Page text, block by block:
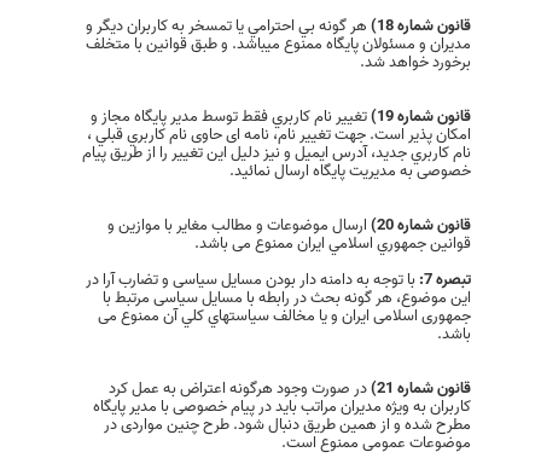
قانون شماره 18) هر گونه بي احترامي یا تمسخر به كاربران ديگر و
مديران و مسئولان پایگاه ممنوع میباشد. و طبق قوانین با متخلف
برخورد خواهد شد.
قانون شماره 19) تغيير نام كاربري فقط توسط مدير پايگاه مجاز و
امکان پذیر است. جهت تغییر نام، نامه ای حاوی نام كاربري قبلي ،
نام كاربري جديد، آدرس ايميل و نیز دلیل این تغییر را از طریق پیام
خصوصی به مدیریت پایگاه ارسال نمائید.
قانون شماره 20) ارسال موضوعات و مطالب مغایر با موازین و
قوانين جمهوري اسلامي ایران ممنوع می باشد.
تبصره 7:
با توجه به دامنه دار بودن مسایل سیاسی و تضارب آرا در
این موضوع، هر گونه بحث در رابطه با مسایل سیاسی مرتبط با
جمهوری اسلامی ایران و يا مخالف سياستهاي کلي آن ممنوع می
باشد.
قانون شماره 21) در صورت وجود هرگونه اعتراض به عمل کرد
کاربران به ویژه مدیران مراتب باید در پیام خصوصی با مدیر پایگاه
مطرح شده و از همین طریق دنبال شود. طرح چنین مواردی در
موضوعات عمومی ممنوع است.